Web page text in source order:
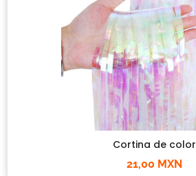
Cortina de color
21,00 MXN